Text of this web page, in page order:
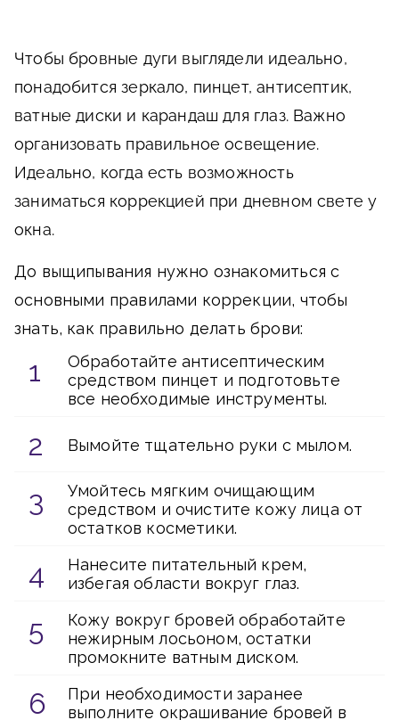
Чтобы бровные дуги выглядели идеально,
понадобится зеркало, пинцет, антисептик,
ватные диски и карандаш для глаз. Важно
организовать правильное освещение.
Идеально, когда есть возможность
заниматься коррекцией при дневном свете у
окна.
До выщипывания нужно ознакомиться с
основными правилами коррекции, чтобы
знать, как правильно делать брови:
Обработайте антисептическим
средством пинцет и подготовьте
все необходимые инструменты.
Вымойте тщательно руки с мылом.
Умойтесь мягким очищающим
средством и очистите кожу лица от
остатков косметики.
Нанесите питательный крем,
избегая области вокруг глаз.
Кожу вокруг бровей обработайте
нежирным лосьоном, остатки
промокните ватным диском.
При необходимости заранее
выполните окрашивание бровей в